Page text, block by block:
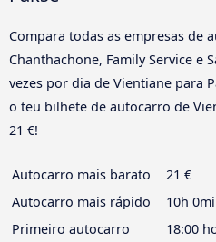
Compara todas as empresas de
Chanthachone, Family Service e
vezes por dia de Vientiane para
o teu bilhete de autocarro de
21 €!
Autocarro mais barato
21 €
Autocarro mais rápido
10h
Primeiro autocarro
18:00